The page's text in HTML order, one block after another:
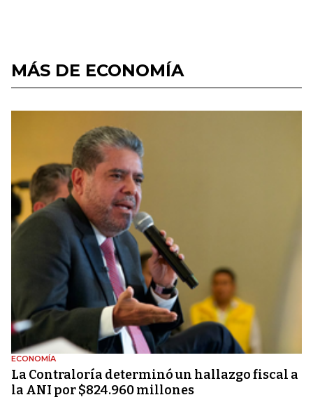
MÁS DE ECONOMÍA
ECONOMÍA
La Contraloría determinó un hallazgo fiscal a
la ANI por $824.960 millones